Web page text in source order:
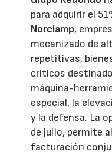
para adquirir el
Norclamp,
mecanizado de
repetitivas,
críticos
máquina-
especial, la
y la defensa. La
de julio, permite
facturación